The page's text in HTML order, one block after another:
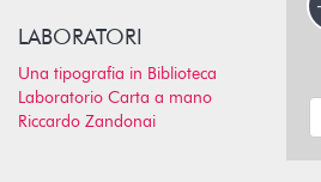
LABORATORI
Una tipografia in Biblioteca
Laboratorio Carta a mano
Riccardo Zandonai